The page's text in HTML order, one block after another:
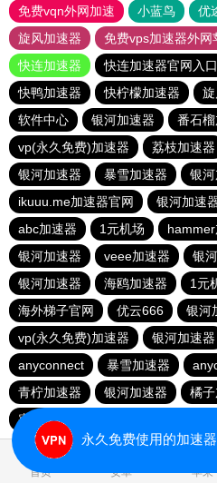
免费vqn外网加速
小蓝鸟 优
旋风加速器
免费vps加速器外网
快连加速器
快连加速器官网入口
快鸭加速器
快柠檬加速器
软件中心
银河加速器 番石
vp(永久免费)加速器
荔枝加速器
银河加速器
暴雪加速器 银
ikuuu.me加速器官网
银河加速
abc加速器
1元机场
银河加速器
veee加速器 银
银河加速器
海鸥加速器 1元
海外梯子官网
优云666
银河
vp(永久免费)加速器
银河加速器
anyconnect
暴雪加速器
青柠加速器
银河加速器 橘
蜜蜂加速器
首页 安卓 苹果
永久免费使用的加速器